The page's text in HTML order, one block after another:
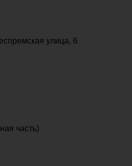
улица, 6
часть)